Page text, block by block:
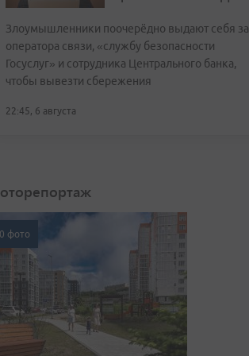
Злоумышленники поочерёдно выдают себя за
оператора связи, «службу безопасности
Госуслуг» и сотрудника Центрального банка,
чтобы вывезти сбережения
22:45, 6 августа
фото